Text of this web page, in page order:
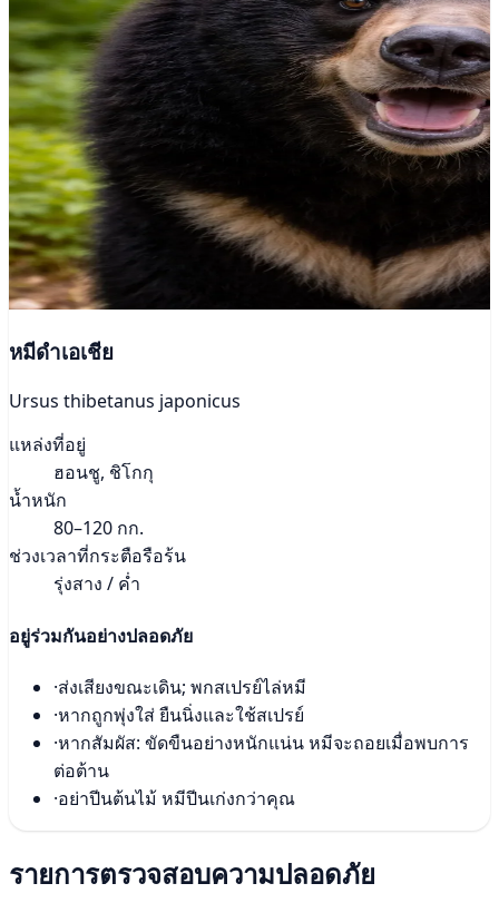
หมีดำเอเชีย
Ursus thibetanus japonicus
แหล่งที่อยู่
ฮอนชู, ชิโกกุ
น้ำหนัก
80–120 กก.
ช่วงเวลาที่กระตือรือร้น
รุ่งสาง / ค่ำ
อยู่ร่วมกันอย่างปลอดภัย
·ส่งเสียงขณะเดิน; พกสเปรย์ไล่หมี
·หากถูกพุ่งใส่ ยืนนิ่งและใช้สเปรย์
·หากสัมผัส: ขัดขืนอย่างหนักแน่น หมีจะถอยเมื่อพบการ
ต่อต้าน
·อย่าปีนต้นไม้ หมีปีนเก่งกว่าคุณ
รายการตรวจสอบความปลอดภัย